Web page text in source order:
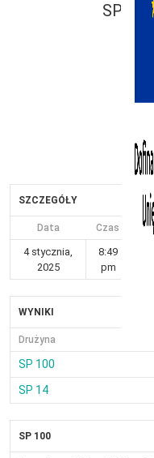
SP 100
SZCZEGÓŁY
Data Czas
4 stycznia,
2025
8:49
pm
WYNIKI
Drużyna
SP 100
SP 14
SP 100